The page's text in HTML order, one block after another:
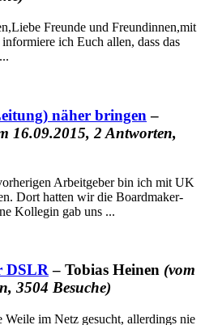
Freunde und Freundinnen,mit
ich Euch allen, dass das
näher bringen –
16.09.2015, 2 Antworten,
Arbeitgeber bin ich mit UK
Dort hatten wir die Boardmaker-
Kollegin gab uns ...
DSLR– Tobias Heinen (vom
3504 Besuche)
Weile im Netz gesucht, allerdings nie